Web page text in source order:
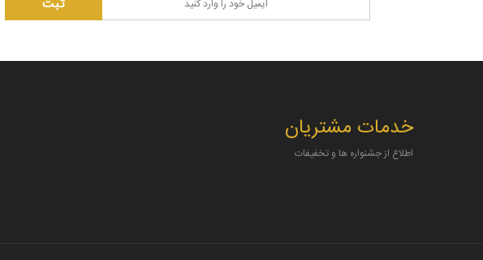
خدمات مشتریان
اطلاع از جشنواره ها و تخفیفات